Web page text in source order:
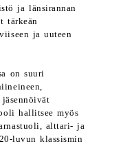
ja länsirannan
tärkeän
ja uuteen
on suuri
hallitsee myös
alttari- ja
luvun klassismin